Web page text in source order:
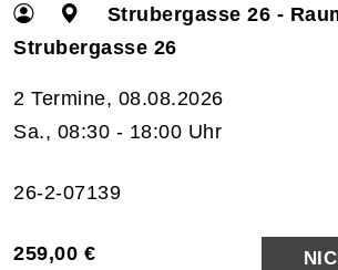
Strubergasse 26 -
Strubergasse 26
2 Termine, 08.08.2026
Sa., 08:30 - 18:00 Uhr
26-2-07139
259,00 €